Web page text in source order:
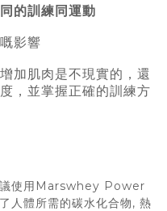
的訓練同運動
影響
加肌肉是不現實的，還
，並掌握正確的訓練方
議使用Marswhey Power
人體所需的碳水化合物, 熱